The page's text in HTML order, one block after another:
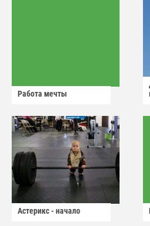
Работа мечты
Астерикс - начало